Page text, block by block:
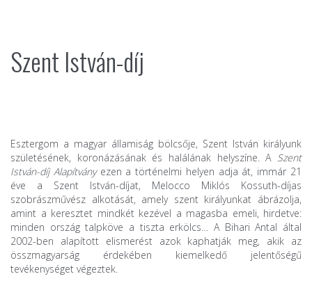
Szent István-díj
Esztergom a magyar államiság bölcsője, Szent István királyunk
születésének, koronázásának és halálának helyszíne. A Szent
István-díj Alapítványezen a történelmi helyen adja át, immár 21
éve a Szent István-díjat, Melocco Miklós Kossuth-díjas
szobrászművész alkotását, amely szent királyunkat ábrázolja,
amint a keresztet mindkét kezével a magasba emeli, hirdetve:
minden ország talpköve a tiszta erkölcs… A Bihari Antal által
2002-ben alapított elismerést azok kaphatják meg, akik az
összmagyarság érdekében kiemelkedő jelentőségű
tevékenységet végeztek.